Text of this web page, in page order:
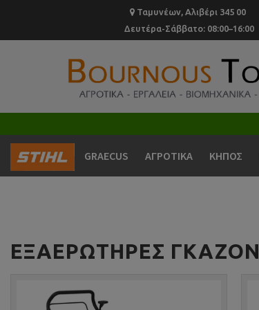
Ταμυνέων, Αλιβέρι 345 00
Δευτέρα-Σάββατο: 08:00–16:00
GRAECUS ΑΓΡΟΤΙΚΑ ΚΗΠΟΣ
ΕΞΑΕΡΩΤΉΡΕΣ ΓΚΑΖΟΝ